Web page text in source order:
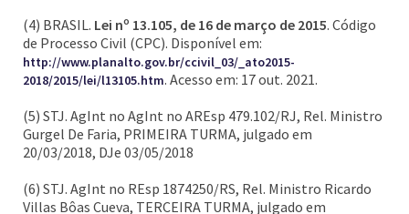
(4) BRASIL. Lei nº 13.105, de 16 de março de 2015. Código
de Processo Civil (CPC). Disponível em:
http://www.planalto.gov.br/ccivil_03/_ato2015-
2018/2015/lei/l13105.htm. Acesso em: 17 out. 2021.
(5) STJ. AgInt no AgInt no AREsp 479.102/RJ, Rel. Ministro
Gurgel De Faria, PRIMEIRA TURMA, julgado em
20/03/2018, DJe 03/05/2018
(6) STJ. AgInt no REsp 1874250/RS, Rel. Ministro Ricardo
Villas Bôas Cueva, TERCEIRA TURMA, julgado em